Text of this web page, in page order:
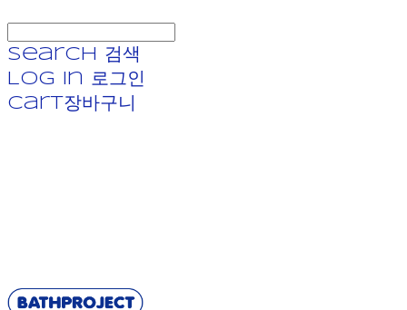
Search
검색
Log In
로그인
Cart장바구니